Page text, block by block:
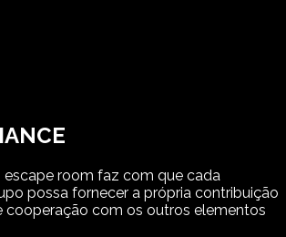
escape room faz com que cada
possa fornecer a própria contribuição
cooperação com os outros elementos